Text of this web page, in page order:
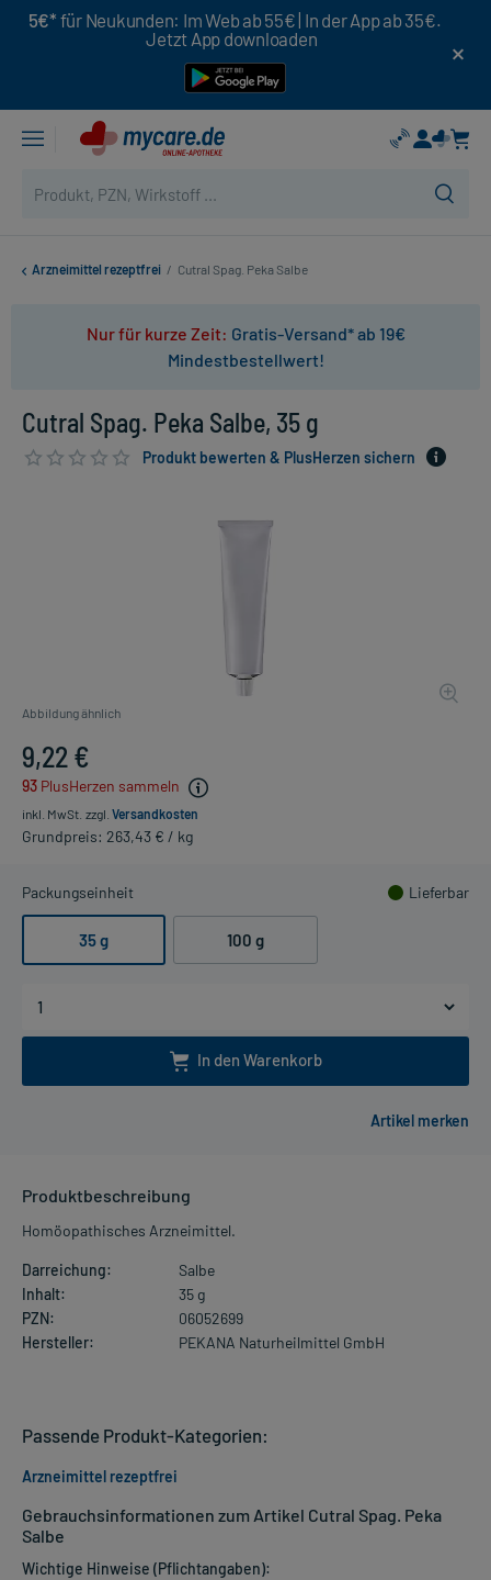
5€* für Neukunden: Im Web ab 55€ | In der App ab 35€.
Jetzt App downloaden
Arzneimittel rezeptfrei / Cutral Spag. Peka Salbe
Nur für kurze Zeit: Gratis-Versand* ab 19€
Mindestbestellwert!
Cutral Spag. Peka Salbe, 35 g
Produkt bewerten & PlusHerzen sichern
Abbildung ähnlich
9,22 €
93 PlusHerzen sammeln
inkl. MwSt. zzgl. Versandkosten
Grundpreis: 263,43 € / kg
Packungseinheit Lieferbar
35 g 100 g
In den Warenkorb
Produktbeschreibung
Homöopathisches Arzneimittel.
Darreichung:
Salbe
Inhalt:
35 g
PZN:
06052699
Hersteller:
PEKANA Naturheilmittel GmbH
Gebrauchsinformationen zum Artikel Cutral Spag. Peka
Salbe
Wichtige Hinweise (Pflichtangaben):
Passende Produkt-Kategorien:
Arzneimittel rezeptfrei